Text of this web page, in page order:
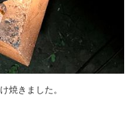
焼きました。